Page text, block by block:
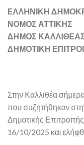
ΕΛΛΗΝΙΚΗ
ΝΟΜΟΣ ΑΤΤΙΚΗΣ
ΔΗΜΟΣ
ΔΗΜΟΤΙΚΗ
Στην Καλλιθέα
που συζητήθηκαν
Δημοτικής
16/10/2025 και